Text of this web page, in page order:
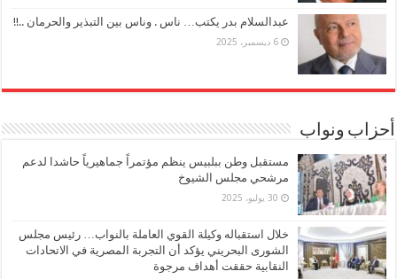
عبدالسلام بدر يكتب… ناس . وناس بين التبذير والحرمان ..!!
6 ديسمبر، 2025
أحزاب ونواب
مستقبل وطن ببلبيس ينظم مؤتمراً جماهيرياً حاشدا لدعم
مرشحي مجلس الشيوخ
30 يوليو، 2025
خلال استقباله وكيلة القوي العاملة بالنواب… رئيس مجلس
الشورى البحريني يؤكد أن التجربة المصرية في الاتحادات
النقابية حققت أهداف مرجوة